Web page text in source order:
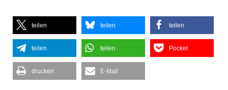
teilen teilen teilen
teilen teilen Pocket
drucken E-Mail